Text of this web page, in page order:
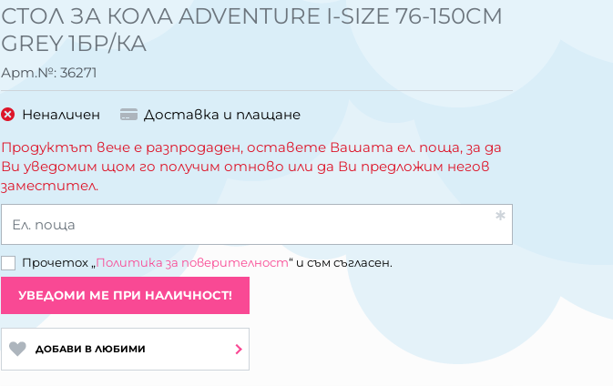
СТОЛ ЗА КОЛА ADVENTURE I-SIZE 76-150CM
GREY 1БР/КА
Арт.№: 36271
Неналичен
Доставка и плащане
Продуктът вече е разпродаден, оставете Вашата ел. поща, за да
Ви уведомим щом го получим отново или да Ви предложим негов
заместител.
Ел. поща
Прочетох „Политика за поверителност“ и съм съгласен.
УВЕДОМИ МЕ ПРИ НАЛИЧНОСТ!
ДОБАВИ В ЛЮБИМИ